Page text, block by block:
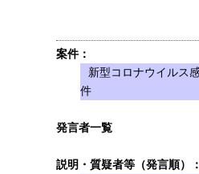
案件：
新型コロナウイルス
件
発言者一覧
説明・質疑者等（発言順）：